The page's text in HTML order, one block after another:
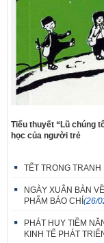
Tiểu thuyết “Lũ chúng
học của người trẻ
TẾT TRONG TRANH
NGÀY XUÂN BÀN
PHẨM BÁO CHÍ (26/
PHÁT HUY TIỀM
KINH TẾ PHÁT